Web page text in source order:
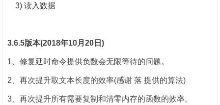
3) 读入数据
3.6.5版本(2018年10月20日)
1、修复延时命令提供负数会无限等待的问题。
2、再次提升取文本长度的效率(感谢 落 提供的算法)
3、再次提升所有需要复制和清零内存的函数的效率。